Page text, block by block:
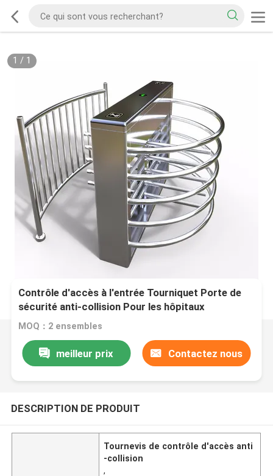
1 / 1
Contrôle d'accès à l'entrée Tourniquet Porte de
sécurité anti-collision Pour les hôpitaux
MOQ：2 ensembles
meilleur prix Contactez nous
DESCRIPTION DE PRODUIT
Tournevis de contrôle d'accès anti
-collision
,